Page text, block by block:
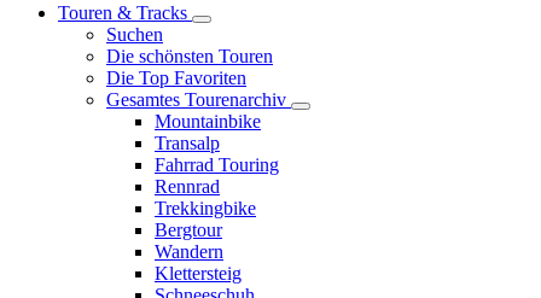
Touren & Tracks
Suchen
Die schönsten Touren
Die Top Favoriten
Gesamtes Tourenarchiv
Mountainbike
Transalp
Fahrrad Touring
Rennrad
Trekkingbike
Bergtour
Wandern
Klettersteig